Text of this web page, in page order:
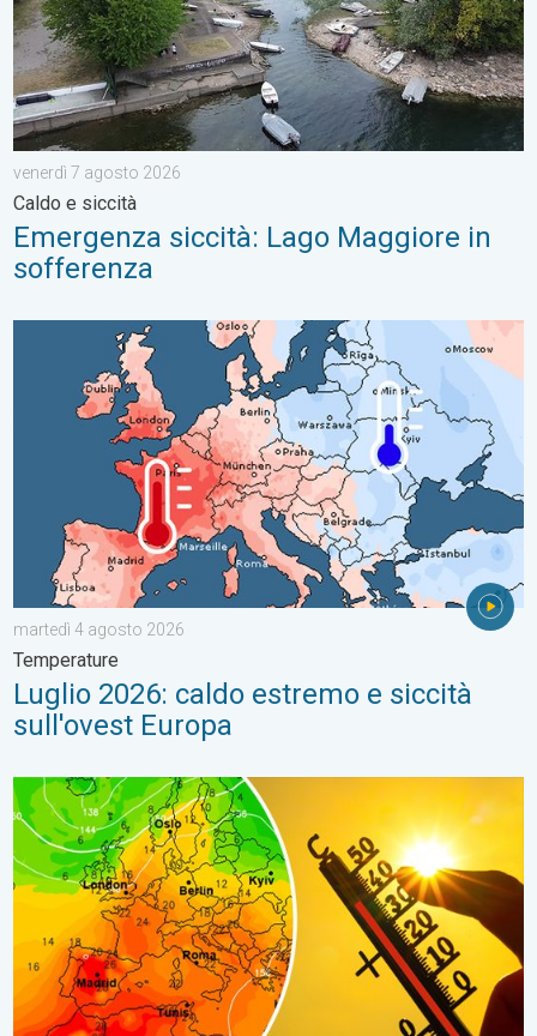
venerdì 7 agosto 2026
Caldo e siccità
Emergenza siccità: Lago Maggiore in
sofferenza
Luglio 2026: caldo estremo e siccità sull'ovest Europa.
martedì 4 agosto 2026
Temperature
Luglio 2026: caldo estremo e siccità
sull'ovest Europa
Ennesima ondata di caldo dalla prossima settimana.